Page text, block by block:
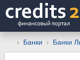
Банки Банки